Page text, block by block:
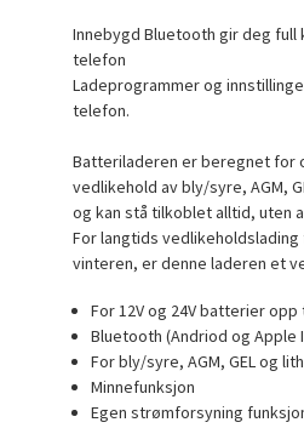
Innebygd Bluetooth gir deg full
telefon
Ladeprogrammer og
telefon.
Batteriladeren er beregnet for
vedlikehold av bly/syre, AGM,
og kan stå tilkoblet alltid, uten
For langtids vedlikeholdslading
vinteren, er denne laderen et
For 12V og 24V batterier opp
Bluetooth (Andriod og Apple
For bly/syre, AGM, GEL og
Minnefunksjon
Egen strømforsyning